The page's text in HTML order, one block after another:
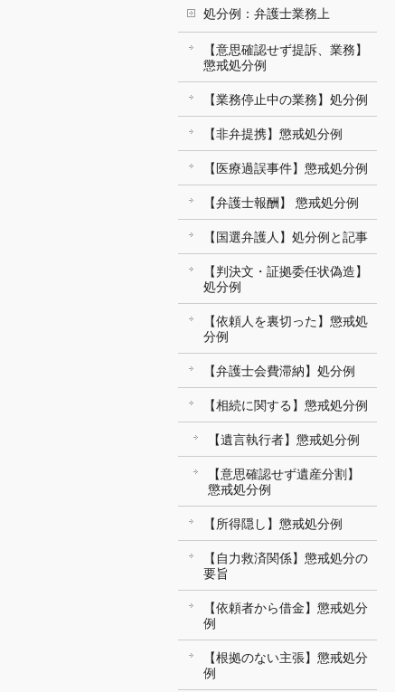
処分例：弁護士業務上
【意思確認せず提訴、業務】
懲戒処分例
【業務停止中の業務】処分例
【非弁提携】懲戒処分例
【医療過誤事件】懲戒処分例
【弁護士報酬】 懲戒処分例
【国選弁護人】処分例と記事
【判決文・証拠委任状偽造】
処分例
【依頼人を裏切った】懲戒処
分例
【弁護士会費滞納】処分例
【相続に関する】懲戒処分例
【遺言執行者】懲戒処分例
【意思確認せず遺産分割】
懲戒処分例
【所得隠し】懲戒処分例
【自力救済関係】懲戒処分の
要旨
【依頼者から借金】懲戒処分
例
【根拠のない主張】懲戒処分
例